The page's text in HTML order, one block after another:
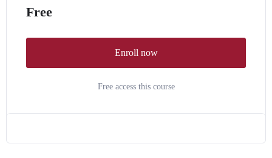
Free
Enroll now
Free access this course